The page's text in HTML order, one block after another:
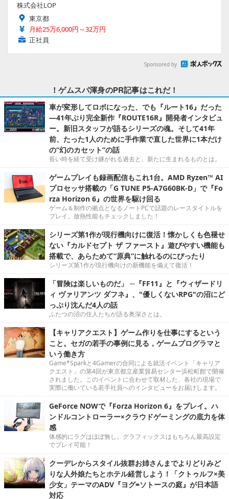
株式会社LOP
東京都
月給25万6,000円～32万円
正社員
Sponsored by
！ゲムスパ渾身のPR記事はこれだ！
車が変形してロボになった、でも『ルート16』だった
―41年ぶり完全新作『ROUTE16R』開発者インタビュ
ー。新旧スタッフが語るシリーズの魂。そして41年
前、たった1人のために手作業で直した世界に1本だけ
の“幻のカセット”の話
長い時を経て受け継がれる過去と、新たに生まれるものとは。
ゲームプレイも録画配信もこれ1台。AMD Ryzen™ AI
プロセッサ搭載の「G TUNE P5-A7G60BK-D」で『Fo
rza Horizon 6』の世界を駆け回る
ゲーム＆制作の拠点となるノートPCで話題のレースタイトルを
プレイ。放熱性能もチェックしました！
シリーズ第1作が現行機向けに復活！懐かしくも色褪せ
ない『カルドセプト ザ ファースト』遊びやすい機能も
搭載で、あらためて“原典”に触れるのにぴったり
シリーズ第1作が現行機向けの新機能を備えて復活！
「冒険は楽しいものだ」 ─『FF11』と『ウィザードリ
ィ ヴァリアンツ ダフネ』、"優しくないRPG"の沼にど
っぷり沈んだ4人の話
ふたつの沼の住人たちが語る奥深さとは。
【キャリアクエスト】ゲーム作りを仕事にするという
こと。セガの若手の事例に見る，ゲームプログラマと
いう働き方
Game*Sparkと4Gamerの合同による就活イベント「キャリア
クエスト」の第4回が東京都立産業貿易センター浜松町館で開催
されました。このイベントに合わせて取材した、各社の現場で
実際に働いている若手社員へのインタビューをお届けします。
GeForce NOWで『Forza Horizon 6』をプレイ。ハ
ンドルコントローラー×クラウドゲーミングの底力を体
感
体感的にラグはほぼ無し。グラフィックスはもちろん最高設定
でプレイ可能！
クーデレからスタイル抜群お姉さんまでよりどりみど
りな人外娘たちとホテル経営しよう！「クトゥルフ×美
少女」テーマのADV『ヨグ=ソトースの庭』が日本語
対応